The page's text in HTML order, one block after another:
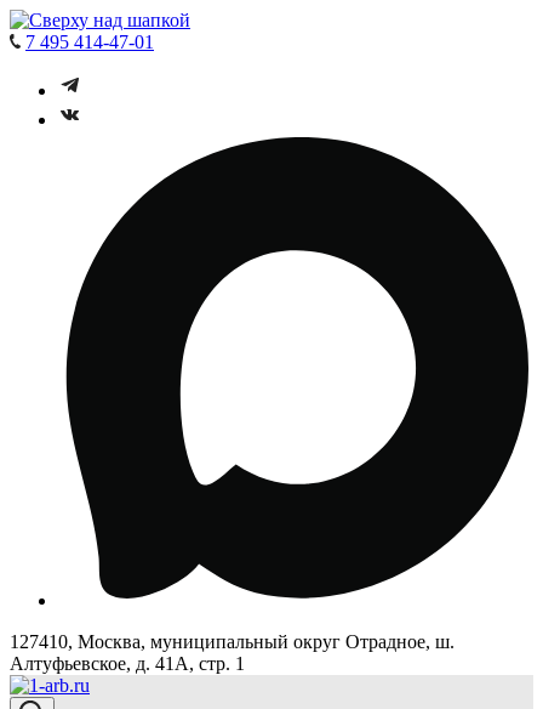
7 495 414-47-01
127410, Москва, муниципальный округ Отрадное, ш.
Алтуфьевское, д. 41А, стр. 1